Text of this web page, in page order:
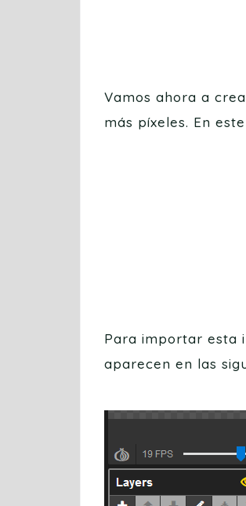
Vamos ahora a
más píxeles. En
Para importar esta
aparecen en las